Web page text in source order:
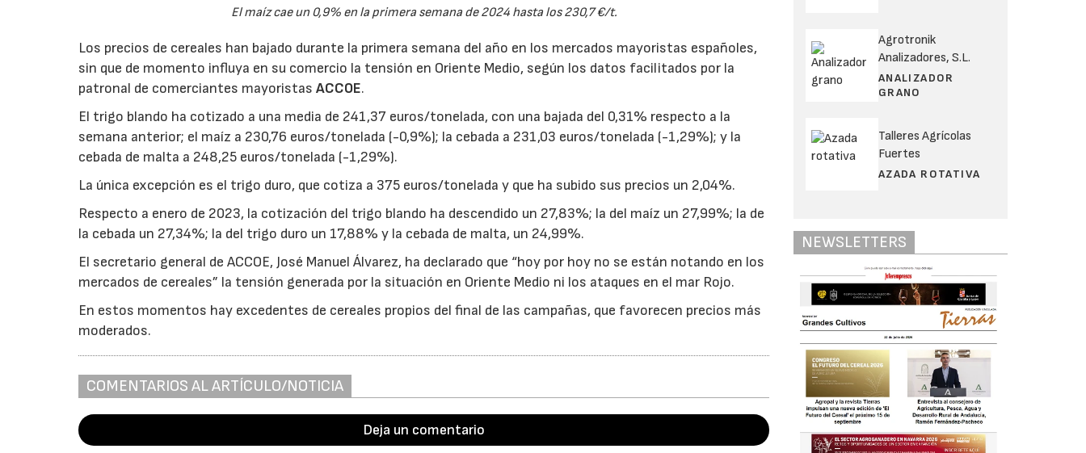
El maíz cae un 0,9% en la primera semana de 2024 hasta los 230,7 €/t.
Los precios de cereales han bajado durante la primera semana del año en los mercados mayoristas españoles,
sin que de momento influya en su comercio la tensión en Oriente Medio, según los datos facilitados por la
patronal de comerciantes mayoristasACCOE.
El trigo blando ha cotizado a una media de 241,37 euros/tonelada, con una bajada del 0,31% respecto a la
semana anterior; el maíz a 230,76 euros/tonelada (-0,9%); la cebada a 231,03 euros/tonelada (-1,29%); y la
cebada de malta a 248,25 euros/tonelada (-1,29%).
La única excepción es el trigo duro, que cotiza a 375 euros/tonelada y que ha subido sus precios un 2,04%.
Respecto a enero de 2023, la cotización del trigo blando ha descendido un 27,83%; la del maíz un 27,99%; la de
la cebada un 27,34%; la del trigo duro un 17,88% y la cebada de malta, un 24,99%.
El secretario general de ACCOE, José Manuel Álvarez, ha declarado que “hoy por hoy no se están notando en los
mercados de cereales” la tensión generada por la situación en Oriente Medio ni los ataques en el mar Rojo.
En estos momentos hay excedentes de cereales propios del final de las campañas, que favorecen precios más
moderados.
COMENTARIOS AL ARTÍCULO/NOTICIA
Deja un comentario
Agrotronik
Analizadores, S.L.
ANALIZADOR
GRANO
Talleres Agrícolas
Fuertes
AZADA ROTATIVA
NEWSLETTERS